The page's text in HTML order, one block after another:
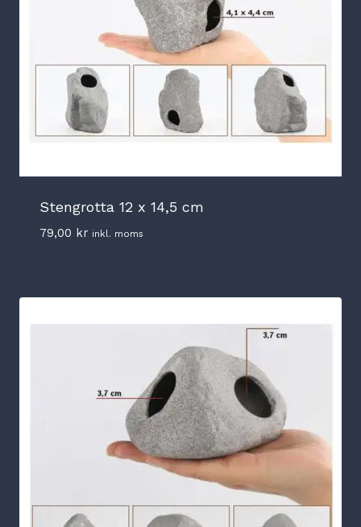
Stengrotta 12 x 14,5 cm
79,00 kr inkl. moms